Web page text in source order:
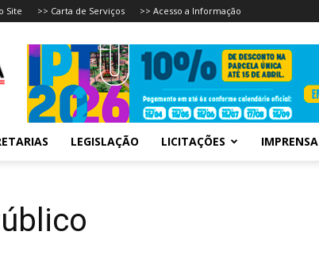
Site >> Carta de Serviços >> Acesso a Informação
LEGISLAÇÃO LICITAÇÕES IMPRENSA